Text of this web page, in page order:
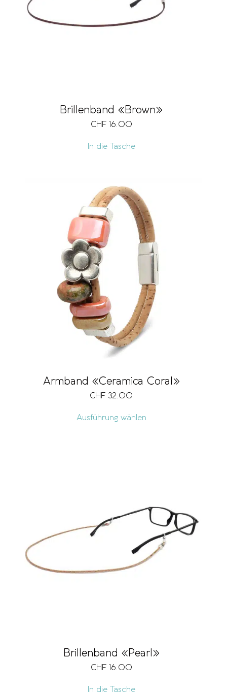
Brillenband «Brown»
CHF 16.00
In die Tasche
Armband «Ceramica Coral»
CHF 32.00
Ausführung wählen
Brillenband «Pearl»
CHF 16.00
In die Tasche